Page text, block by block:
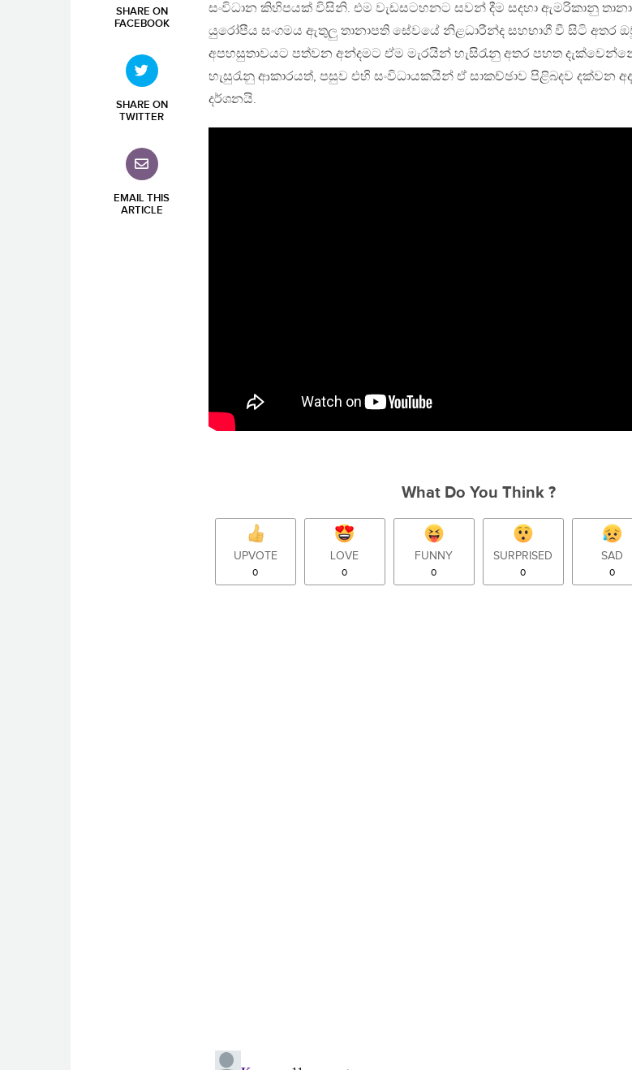
SHARE ON
FACEBOOK
SHARE ON
TWITTER
EMAIL THIS
ARTICLE
සංවිධාන කිහිපයක් විසිනි. එම වැඩසටහනට සවන් දීම සදහා ඇමරිකානු
යුරෝපීය සංගමය ඇතුලු තානාපති සේවයේ නිළධාරීන්ද සහභාගී වී සිටි අතර
අපහසුතාවයට පත්වන අන්දමට ඒම මැරයින් හැසිරැනු අතර පහත
හැසුරැනු ආකාරයත්, පසුව එහි සංවිධායකයින් ඒ සාකච්ඡාව පිළිබදව දක්වන
දර්ශනයි.
What Do You Think ?
UPVOTE
0
LOVE
0
FUNNY
0
SURPRISED
0
SAD
0